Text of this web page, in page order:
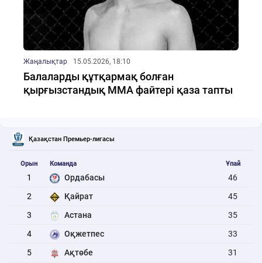
Жаңалықтар 15.05.2026, 18:10
Балаларды құтқармақ болған
қырғызстандық ММА файтері қаза тапты
Қазақстан Премьер-лигасы
Орын Команда Ұпай
1 Ордабасы
46
2
Қайрат
45
3
Астана
35
4
Оқжетпес
33
5
Ақтөбе
31